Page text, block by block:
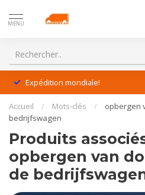
MENU
Expédition mondiale!
Accueil / Mots-clés /
opbergen
bedrijfswagen
Produits
opbergen van
de